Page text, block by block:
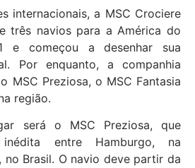
internacionais, a MSC Crociere
três navios para a América do
e começou a desenhar sua
Por enquanto, a companhia
MSC Preziosa, o MSC Fantasia
região.
será o MSC Preziosa, que
entre Hamburgo, na
no Brasil. O navio deve partir da